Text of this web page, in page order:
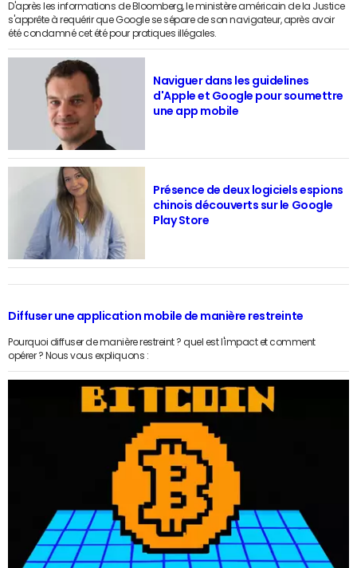
D'après les informations de Bloomberg, le ministère américain de la Justice
s'apprête à requérir que Google se sépare de son navigateur, après avoir
été condamné cet été pour pratiques illégales.
Naviguer dans les guidelines
d'Apple et Google pour soumettre
une app mobile
Présence de deux logiciels espions
chinois découverts sur le Google
Play Store
Diffuser une application mobile de manière restreinte
Pourquoi diffuser de manière restreint ? quel est l'impact et comment
opérer ? Nous vous expliquons :